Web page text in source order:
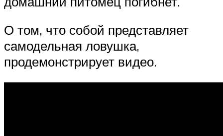
О том, что собой представляет
самодельная ловушка,
продемонстрирует видео.